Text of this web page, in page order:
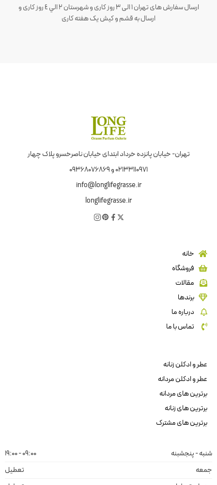
ارسال سفارش های تهران 1 الی 3 روز کاری و شهرستان ٢ الي ٤ روز کاری و
ارسال به قشم و کیش یک هفته کاری
تهران- خیابان پانزده خرداد ابتدای خیابان ناصرخسرو پلاک چهار
02133110971 و 09368076869
info@longlifegrasse.ir
longlifegrasse.ir
خانه
فروشگاه
مقالات
برندها
درباره ما
تماس با ما
عطر و ادکلن زنانه
عطر و ادکلن مردانه
برترین های مردانه
برترین های زنانه
برترین های مشترک
شنبه - پنجشبنه
09:00 - 19:00
جمعه
تعطیل